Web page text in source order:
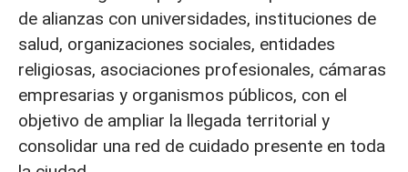
de alianzas con universidades, instituciones de
salud, organizaciones sociales, entidades
religiosas, asociaciones profesionales, cámaras
empresarias y organismos públicos, con el
objetivo de ampliar la llegada territorial y
consolidar una red de cuidado presente en toda